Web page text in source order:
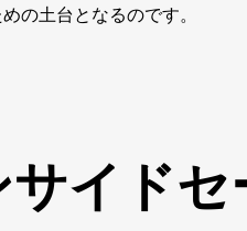
の土台となるのです。
イドセ